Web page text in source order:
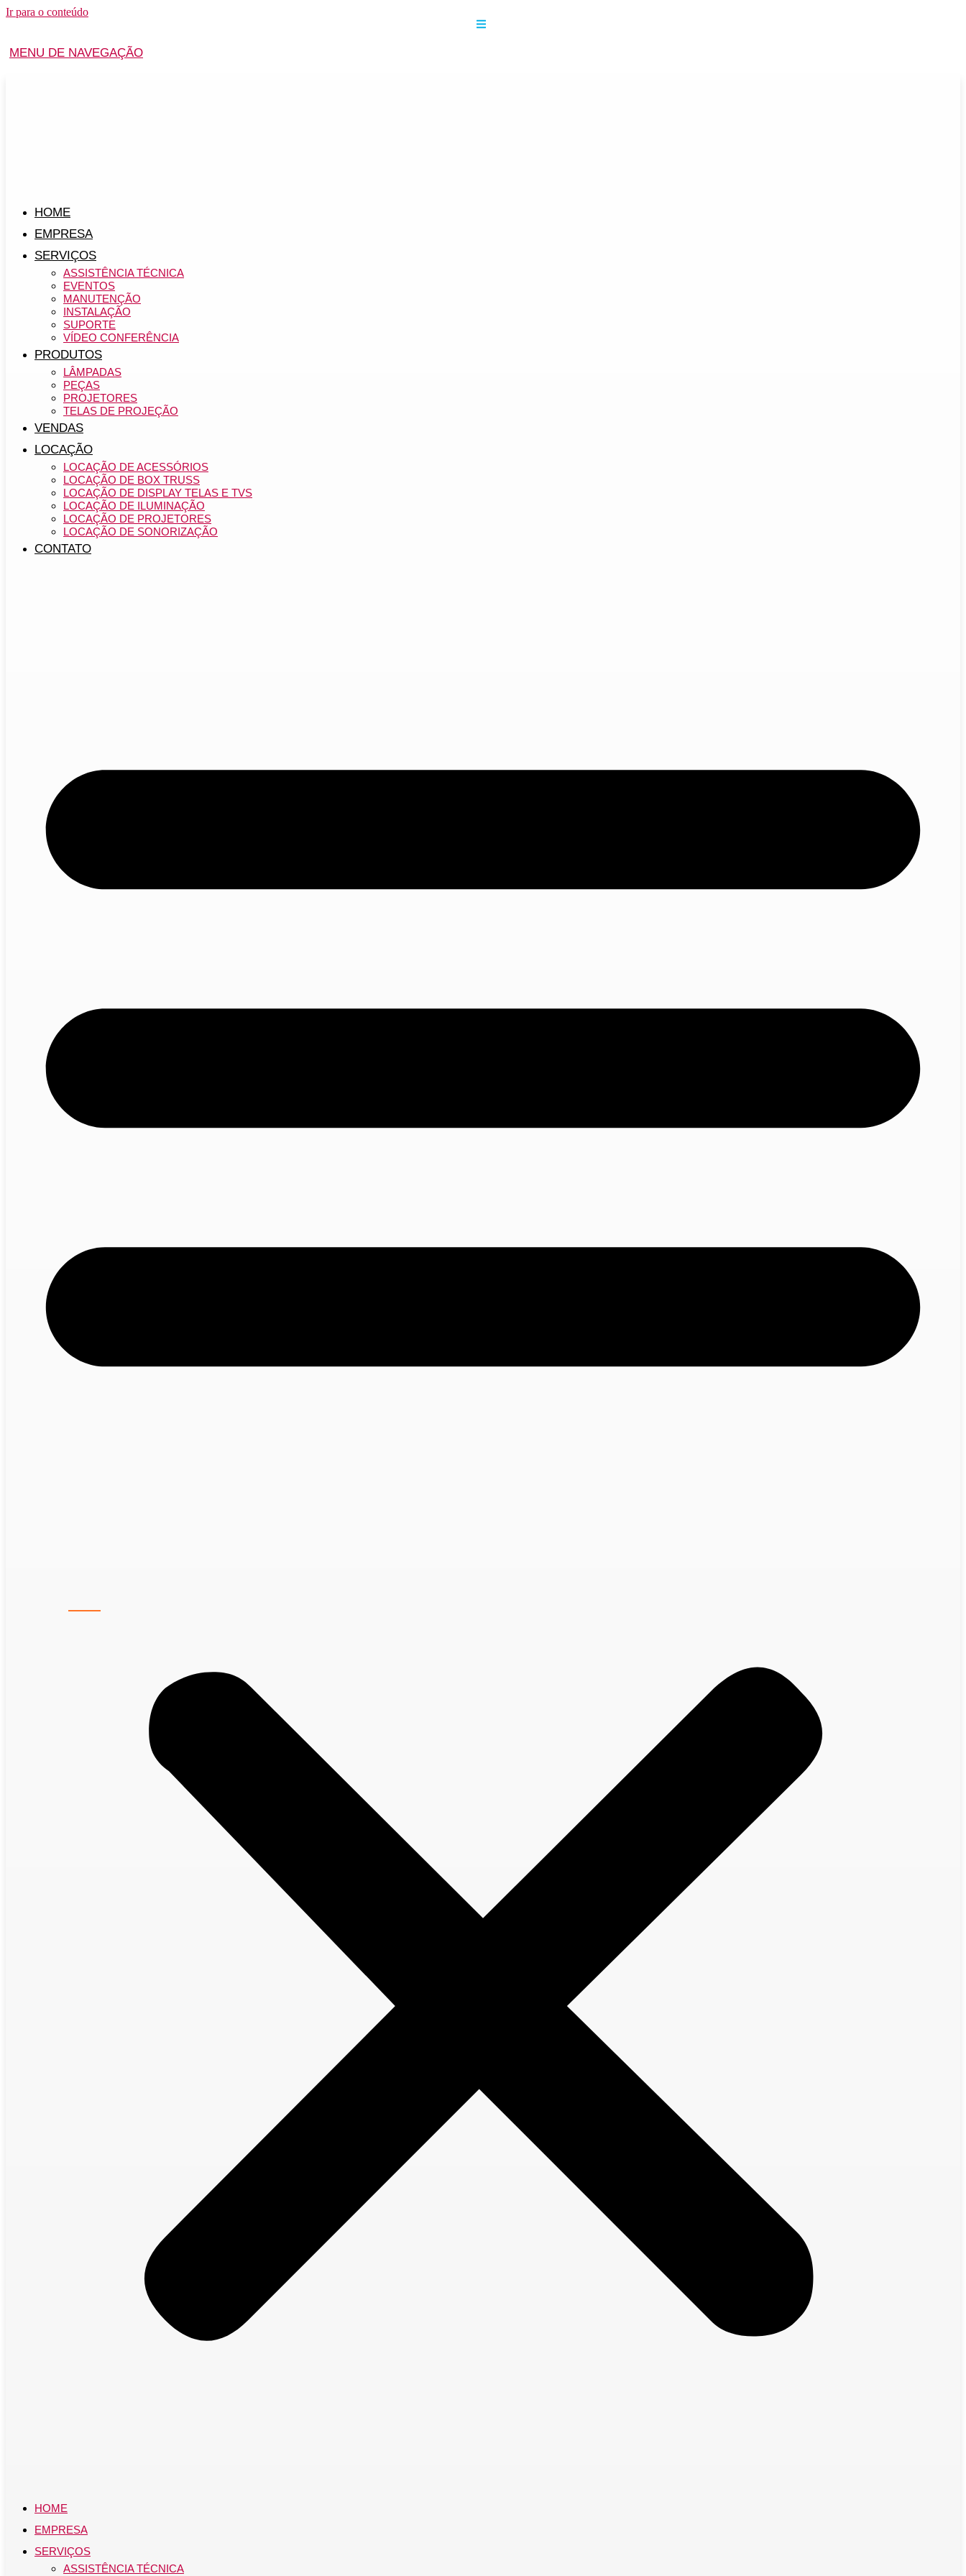
Ir para o conteúdo
MENU DE NAVEGAÇÃO
HOME
EMPRESA
SERVIÇOS
ASSISTÊNCIA TÉCNICA
EVENTOS
MANUTENÇÃO
INSTALAÇÃO
SUPORTE
VÍDEO CONFERÊNCIA
PRODUTOS
LÂMPADAS
PEÇAS
PROJETORES
TELAS DE PROJEÇÃO
VENDAS
LOCAÇÃO
LOCAÇÃO DE ACESSÓRIOS
LOCAÇÃO DE BOX TRUSS
LOCAÇÃO DE DISPLAY TELAS E TVS
LOCAÇÃO DE ILUMINAÇÃO
LOCAÇÃO DE PROJETORES
LOCAÇÃO DE SONORIZAÇÃO
CONTATO
HOME
EMPRESA
SERVIÇOS
ASSISTÊNCIA TÉCNICA